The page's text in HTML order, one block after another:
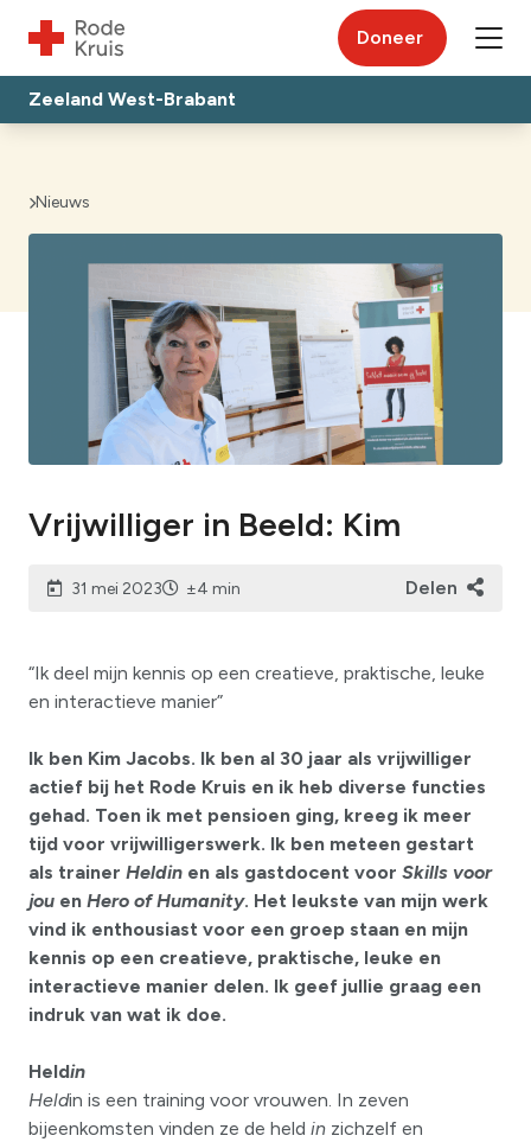
Doneer
Zeeland West-Brabant
Nieuws
Vrijwilliger in Beeld: Kim
31 mei 2023 ±4 min Delen
“Ik deel mijn kennis op een creatieve, praktische, leuke
en interactieve manier”
Ik ben Kim Jacobs. Ik ben al 30 jaar als vrijwilliger
actief bij het Rode Kruis en ik heb diverse functies
gehad. Toen ik met pensioen ging, kreeg ik meer
tijd voor vrijwilligerswerk. Ik ben meteen gestart
als trainer Heldin en als gastdocent voor Skills voor
jou en Hero of Humanity. Het leukste van mijn werk
vind ik enthousiast voor een groep staan en mijn
kennis op een creatieve, praktische, leuke en
interactieve manier delen. Ik geef jullie graag een
indruk van wat ik doe.
Heldin
Heldin is een training voor vrouwen. In zeven
bijeenkomsten vinden ze de held in zichzelf en